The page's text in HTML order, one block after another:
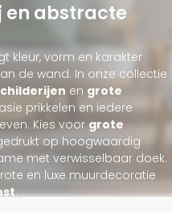
en abstracte
kleur, vorm en karakter
de wand. In onze collectie
en grote
prikkelen en iedere
Kies voorgrote
op hoogwaardig
met verwisselbaar doek.
en luxe muurdecoratie
.